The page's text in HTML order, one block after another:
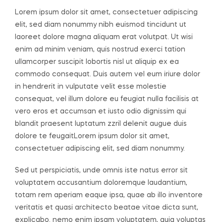
Lorem ipsum dolor sit amet, consectetuer adipiscing
elit, sed diam nonummy nibh euismod tincidunt ut
laoreet dolore magna aliquam erat volutpat. Ut wisi
enim ad minim veniam, quis nostrud exerci tation
ullamcorper suscipit lobortis nisl ut aliquip ex ea
commodo consequat. Duis autem vel eum iriure dolor
in hendrerit in vulputate velit esse molestie
consequat, vel illum dolore eu feugiat nulla facilisis at
vero eros et accumsan et iusto odio dignissim qui
blandit praesent luptatum zzril delenit augue duis
dolore te feugaitLorem ipsum dolor sit amet,
consectetuer adipiscing elit, sed diam nonummy.
Sed ut perspiciatis, unde omnis iste natus error sit
voluptatem accusantium doloremque laudantium,
totam rem aperiam eaque ipsa, quae ab illo inventore
veritatis et quasi architecto beatae vitae dicta sunt,
explicabo. nemo enim ipsam voluptatem, quia voluptas